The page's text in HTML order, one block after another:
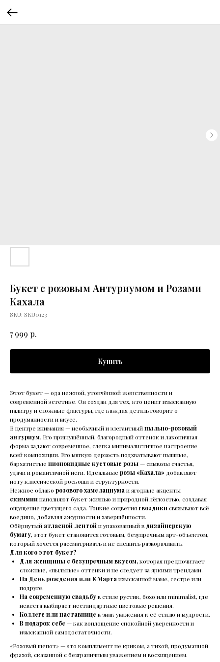
Букет с розовым Антуриумом и Розами
Кахала
SKU: SKU0123
7 999 р.
Купить
Этот букет — ода нежной, утончённой женственности и
современной эстетике. Он создан для тех, кто ценит изысканную
палитру и сложные фактуры, где каждая деталь говорит о
продуманности и вкусе.
В центре внимания — необычный и элегантныйпыльно-розовый
антуриум. Его приглушённый, благородный оттенок и лаконичная
форма задают современное, слегка минималистичное настроение
всей композиции. Его мягкую дерзость подхватывают пышные,
бархатистые пионовидные кустовые розы— символы счастья,
удачи и романтичной неги. Идеальные розы «Кахала» добавляют
ноту классической роскоши и структурности.
Нежное облако розового хамелациумаи ягодные акценты
скиммиинаполняют букет жизнью и природной лёгкостью, создавая
ощущение цветущего сада. Тонкие соцветиягвоздикисвязывают всё
воедино, добавляя ажурности и завершённости.
Обёрнутый атласной лентойи упакованный в дизайнерскую
бумагу, этот букет становится готовым, безупречным арт-объектом,
который хочется рассматривать и не спешить разворачивать.
Для кого этот букет?
Для женщины с безупречным вкусом,которая предпочитает
сложные, «пыльные» оттенки и не следует за яркими трендами.
На День рождения или 8 Мартаизысканной маме, сестре или
подруге.
На современную свадьбув стиле рустик, бохо или minimalist, где
невеста выбирает нестандартные цветовые решения.
Коллеге или наставнице в знак уважения к её стилю и мудрости.
В подарок себе — как воплощение спокойной уверенности и
изысканной самодостаточности.
«Розовый шепот» — это комплимент не криком, а тихой, продуманной
фразой, сказанной с безграничным уважением и восхищением.